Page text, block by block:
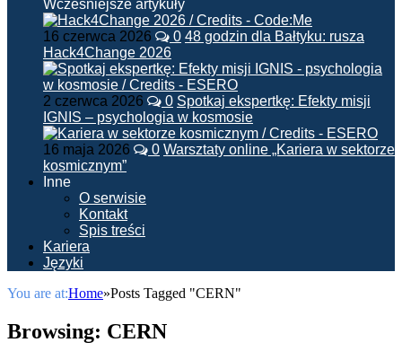
Wcześniejsze artykuły
16 czerwca 2026 0 48 godzin dla Bałtyku: rusza
Hack4Change 2026
2 czerwca 2026 0 Spotkaj ekspertkę: Efekty misji
IGNIS – psychologia w kosmosie
16 maja 2026 0 Warsztaty online „Kariera w sektorze
kosmicznym”
Inne
O serwisie
Kontakt
Spis treści
Kariera
Języki
You are at:Home»Posts Tagged "CERN"
Browsing: CERN